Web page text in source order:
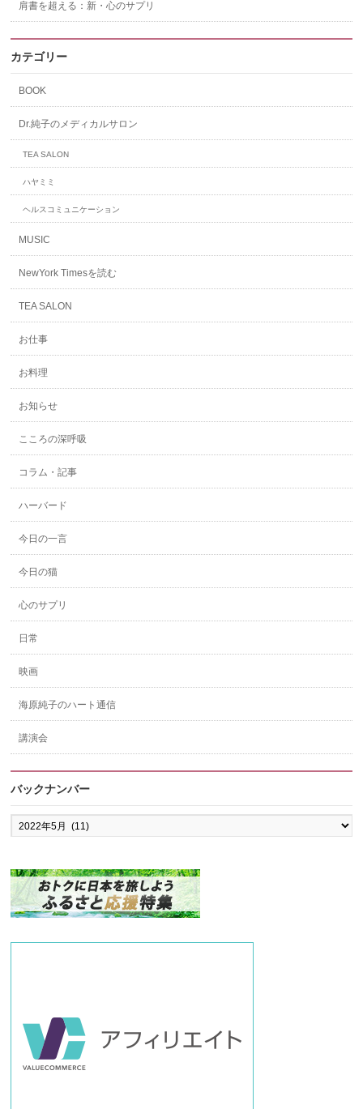
肩書を超える：新・心のサプリ
カテゴリー
BOOK
Dr.純子のメディカルサロン
TEA SALON
ハヤミミ
ヘルスコミュニケーション
MUSIC
NewYork Timesを読む
TEA SALON
お仕事
お料理
お知らせ
こころの深呼吸
コラム・記事
ハーバード
今日の一言
今日の猫
心のサプリ
日常
映画
海原純子のハート通信
講演会
バックナンバー
バ
ッ
ン
バ
ー